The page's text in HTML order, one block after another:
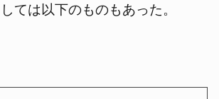
ては以下のものもあった。